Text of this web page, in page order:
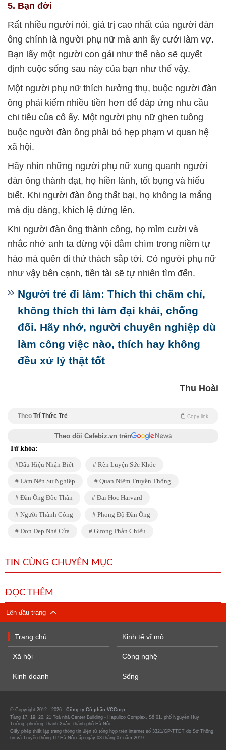
5. Bạn đời
Rất nhiều người nói, giá trị cao nhất của người đàn
ông chính là người phụ nữ mà anh ấy cưới làm vợ.
Bạn lấy một người con gái như thế nào sẽ quyết
định cuộc sống sau này của bạn như thế vậy.
Một người phụ nữ thích hưởng thụ, buộc người đàn
ông phải kiếm nhiều tiền hơn để đáp ứng nhu cầu
chi tiêu của cô ấy. Một người phụ nữ ghen tuông
buộc người đàn ông phải bó hẹp phạm vi quan hệ
xã hội.
Hãy nhìn những người phụ nữ xung quanh người
đàn ông thành đạt, họ hiền lành, tốt bụng và hiểu
biết. Khi người đàn ông thất bại, họ không la mắng
mà dịu dàng, khích lệ đứng lên.
Khi người đàn ông thành công, họ mỉm cười và
nhắc nhở anh ta đừng vội đắm chìm trong niềm tự
hào mà quên đi thử thách sắp tới. Có người phụ nữ
như vậy bên cạnh, tiền tài sẽ tự nhiên tìm đến.
Người trẻ đi làm: Thích thì chăm chỉ,
không thích thì làm đại khái, chống
đối. Hãy nhớ, người chuyên nghiệp dù
làm công việc nào, thích hay không
đều xử lý thật tốt
Thu Hoài
Theo Trí Thức Trẻ Copy link
Theo dõi Cafebiz.vn trên
Từ khóa:
Dấu Hiệu Nhận Biết Rèn Luyện Sức Khỏe
Làm Nên Sự Nghiệp Quan Niệm Truyền Thống
Đàn Ông Độc Thân Đại Học Harvard
Người Thành Công Phong Độ Đàn Ông
Dọn Dẹp Nhà Cửa Gương Phản Chiếu
TIN CÙNG CHUYÊN MỤC
ĐỌC THÊM
Lên đầu trang
Trang chủ
Xã hội
Kinh doanh
Kinh tế vĩ mô
Công nghệ
Sống
© Copyright 2012 - 2026 - Công ty Cổ phần VCCorp.
Tầng 17, 19, 20, 21 Toà nhà Center Building - Hapulico Complex, Số 01, phố Nguyễn Huy
Tưởng, phường Thanh Xuân, thành phố Hà Nội
Giấy phép thiết lập trang thông tin điện tử tổng hợp trên internet số 3321/GP-TTĐT do Sở Thông
tin và Truyền thông TP Hà Nội cấp ngày 03 tháng 07 năm 2019.